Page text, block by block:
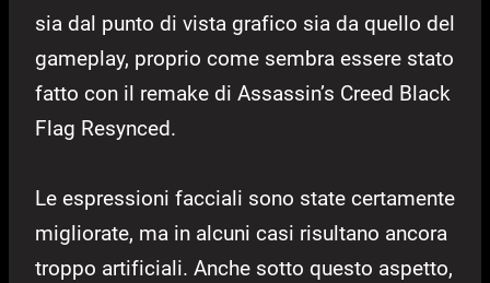
sia dal punto di vista grafico sia da quello del
gameplay, proprio come sembra essere stato
fatto con il remake di Assassin’s Creed Black
Flag Resynced.
Le espressioni facciali sono state certamente
migliorate, ma in alcuni casi risultano ancora
troppo artificiali. Anche sotto questo aspetto,